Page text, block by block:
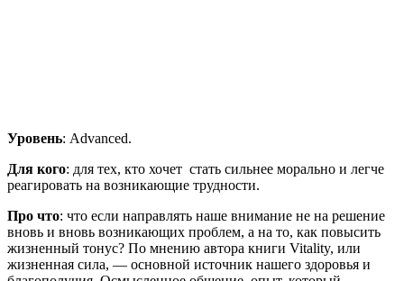
Уровень: Advanced.
Для кого: для тех, кто хочет стать сильнее морально и легче
реагировать на возникающие трудности.
Про что: что если направлять наше внимание не на решение
вновь и вновь возникающих проблем, а на то, как повысить
жизненный тонус? По мнению автора книги Vitality, или
жизненная сила, — основной источник нашего здоровья и